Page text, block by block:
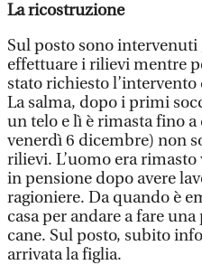
La ricostruzione
Sul posto sono
effettuare i rilievi mentre
stato richiesto
La salma, dopo i primi
un telo e lì è rimasta fino
venerdì 6 dicembre) non
rilievi. L’uomo era
in pensione dopo avere
ragioniere. Da quando è
casa per andare a fare
cane. Sul posto, subito
arrivata la figlia.